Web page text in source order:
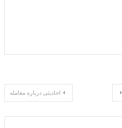
احادیثی درباره معامله